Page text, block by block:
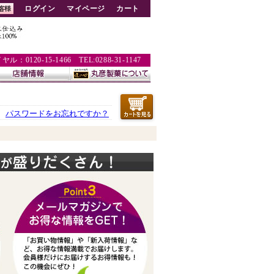
ログイン マイページ カート
ヤル：0120-15-1466 TEL:0288-31-1147
パスワードをお忘れですか？